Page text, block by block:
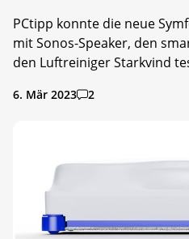
PCtipp konnte die neue
mit Sonos-Speaker, den
den Luftreiniger Starkvind
6. Mär 2023 2